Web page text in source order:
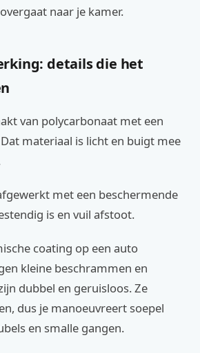
naar je kamer.
details die het
van polycarbonaat met een
materiaal is licht en buigt mee
met een beschermende
is en vuil afstoot.
coating op een auto
kleine beschrammen en
dubbel en geruisloos. Ze
dus je manoeuvreert soepel
en smalle gangen.